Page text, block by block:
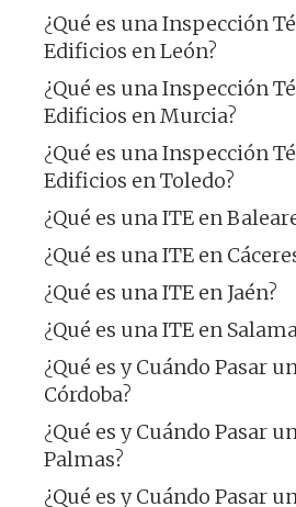
¿Qué es una Inspección
Edificios en León?
¿Qué es una Inspección
Edificios en Murcia?
¿Qué es una Inspección
Edificios en Toledo?
¿Qué es una ITE en
¿Qué es una ITE en
¿Qué es una ITE en Jaén?
¿Qué es una ITE en
¿Qué es y Cuándo Pasar
Córdoba?
¿Qué es y Cuándo Pasar
Palmas?
¿Qué es y Cuándo Pasar